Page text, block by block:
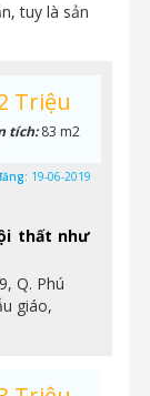
tuy là sản
thất như
Q. Phú
giáo,
Triệu
tích:83 m2
19-06-2019